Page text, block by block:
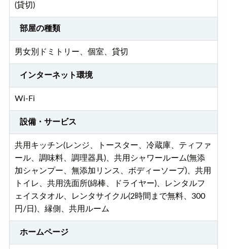
(貸切)
部屋の種類
男女別ドミトリー、個室、貸切
インターネット環境
Wi-Fi
設備・サービス
共用キッチン(レンジ、トースター、冷蔵庫、ティファ
ール、調味料、調理器具)、共用シャワールーム(無添
加シャンプー、無添加リンス、ボディーソープ)、共用
トイレ、共用洗面所(綿棒、ドライヤー)、レンタルフ
ェイスタオル、レンタサイクル(2時間まで無料、300
円/日)、縁側、共用ルーム
ホームページ